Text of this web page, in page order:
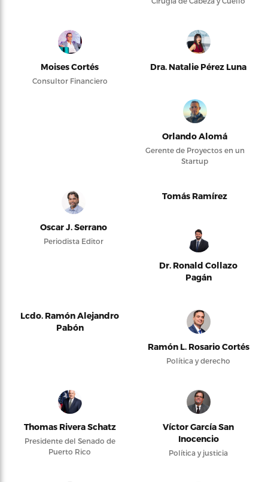
Moises Cortés
Consultor Financiero
Dra. Natalie Pérez Luna
Orlando Alomá
Gerente de Proyectos en un
Startup
Oscar J. Serrano
Periodista Editor
Tomás Ramírez
Dr. Ronald Collazo
Pagán
Lcdo. Ramón Alejandro
Pabón
Ramón L. Rosario Cortés
Política y derecho
Thomas Rivera Schatz
Presidente del Senado de
Puerto Rico
Víctor García San
Inocencio
Política y justicia